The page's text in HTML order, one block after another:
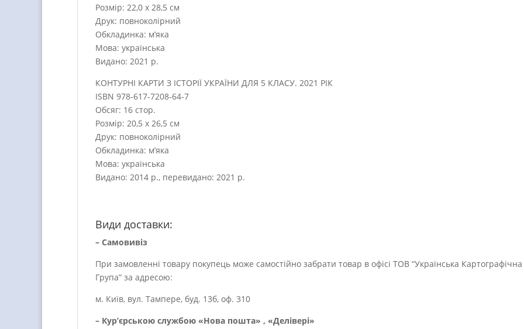
Розмір: 22,0 х 28,5 см
Друк: повноколірний
Обкладинка: м’яка
Мова: українська
Видано: 2021 р.
КОНТУРНІ КАРТИ З ІСТОРІЇ УКРАЇНИ ДЛЯ 5 КЛАСУ. 2021 РІК
ISBN 978-617-7208-64-7
Обсяг: 16 стор.
Розмір: 20,5 х 26,5 см
Друк: повноколірний
Обкладинка: м’яка
Мова: українська
Видано: 2014 р., перевидано: 2021 р.
Види доставки:
– Самовивіз
При замовленні товару покупець може самостійно забрати товар в офісі ТОВ “Українська Картографічна
Група” за адресою:
м. Київ, вул. Тампере, буд. 13б, оф. 310
– Кур’єрською службою «Нова пошта» , «Делівері»